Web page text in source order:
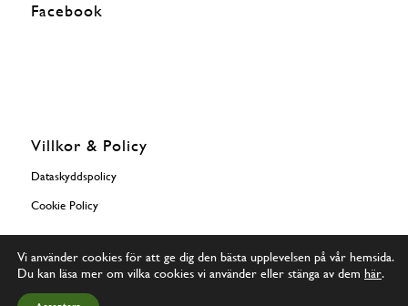
Facebook
Villkor & Policy
Dataskyddspolicy
Cookie Policy
© Copyright - Svenska Dreverklubben - Skapad av
Vi använder cookies för att ge dig den bästa upplevelsen på vår hemsida.
Du kan läsa mer om vilka cookies vi använder eller stänga av dem här.